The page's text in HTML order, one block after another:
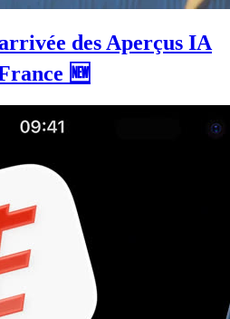
des Aperçus IA
🆕